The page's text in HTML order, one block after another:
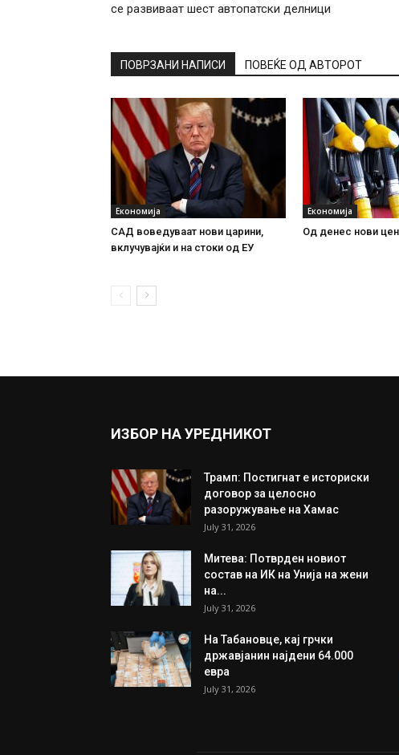
се развиваат шест автопатски делници
ПОВРЗАНИ НАПИСИ ПОВЕЌЕ ОД АВТОРОТ
Економија
САД воведуваат нови царини,
вклучувајќи и на стоки од ЕУ
Економија
Од денес нови
ИЗБОР НА УРЕДНИКОТ
Трамп: Постигнат е историски
договор за целосно
разоружување на Хамас
July 31, 2026
Митева: Потврден новиот
состав на ИК на Унија на жени
на...
July 31, 2026
На Табановце, кај грчки
државјанин најдени 64.000
евра
July 31, 2026